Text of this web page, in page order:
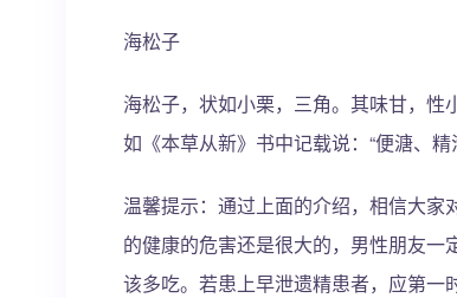
海松子
海松子，状如小栗，三角。其味甘，性
如《本草从新》书中记载说：“便溏、
温馨提示：通过上面的介绍，相信大
的健康的危害还是很大的，男性朋友
该多吃。若患上早泄遗精患者，应第一